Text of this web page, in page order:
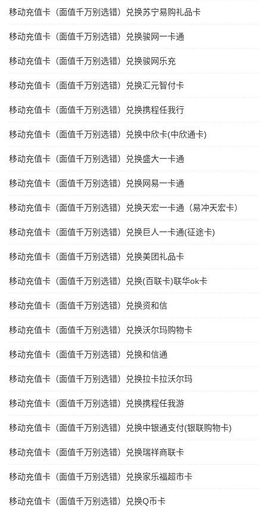
移动充值卡（面值千万别选错）兑换苏宁易购礼品卡
移动充值卡（面值千万别选错）兑换骏网一卡通
移动充值卡（面值千万别选错）兑换骏网乐充
移动充值卡（面值千万别选错）兑换汇元智付卡
移动充值卡（面值千万别选错）兑换携程任我行
移动充值卡（面值千万别选错）兑换中欣卡(中欣通卡)
移动充值卡（面值千万别选错）兑换盛大一卡通
移动充值卡（面值千万别选错）兑换网易一卡通
移动充值卡（面值千万别选错）兑换天宏一卡通（易冲天宏卡）
移动充值卡（面值千万别选错）兑换巨人一卡通(征途卡)
移动充值卡（面值千万别选错）兑换美团礼品卡
移动充值卡（面值千万别选错）兑换(百联卡)联华ok卡
移动充值卡（面值千万别选错）兑换资和信
移动充值卡（面值千万别选错）兑换沃尔玛购物卡
移动充值卡（面值千万别选错）兑换和信通
移动充值卡（面值千万别选错）兑换拉卡拉沃尔玛
移动充值卡（面值千万别选错）兑换携程任我游
移动充值卡（面值千万别选错）兑换中银通支付(银联购物卡)
移动充值卡（面值千万别选错）兑换瑞祥商联卡
移动充值卡（面值千万别选错）兑换家乐福超市卡
移动充值卡（面值千万别选错）兑换Q币卡